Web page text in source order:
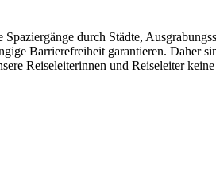
durch Städte,
Barrierefreiheit garantieren. Daher
Reiseleiterinnen und Reiseleiter